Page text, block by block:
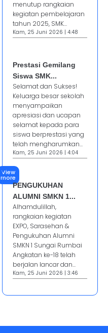
View
more
menutup rangkaian
kegiatan pembelajaran
tahun 2025, SMK...
Kam, 25 Juni 2026 | 4:48
Prestasi Gemilang
Siswa SMK...
Selamat dan Sukses!
Keluarga besar sekolah
menyampaikan
apresiasi dan ucapan
selamat kepada para
siswa berprestasi yang
telah mengharumkan...
Kam, 25 Juni 2026 | 4:04
PENGUKUHAN
ALUMNI SMKN 1...
Alhamdulillah,
rangkaian kegiatan
EXPO, Sarasehan &
Pengukuhan Alumni
SMKN 1 Sungai Rumbai
Angkatan ke-18 telah
berjalan lancar dan...
Kam, 25 Juni 2026 | 3:46